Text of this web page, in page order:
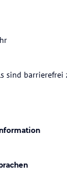
sind barrierefrei